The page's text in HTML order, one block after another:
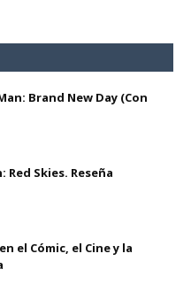
Brand New Day (Con
Red Skies. Reseña
el Cómic, el Cine y la